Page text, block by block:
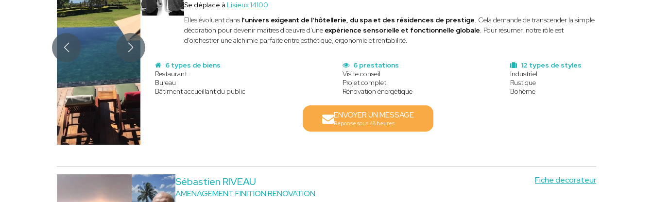
Se déplace à Lisieux 14100
Elles évoluent dansl'univers exigeant de l'hôtellerie, du spa et des résidences de prestige. Cela demande de transcender la simple
décoration pour devenir maîtres d'œuvre d'une expérience sensorielle et fonctionnelle globale. Pour résumer, notre rôle est
d'orchestrer une alchimie parfaite entre esthétique, ergonomie et rentabilité.
6 types de biens
Restaurant
Bureau
Bâtiment accueillant du public
12 types de styles
Industriel
Rustique
Bohème
6 prestations
Visite conseil
Projet complet
Rénovation énergétique
ENVOYER UN MESSAGE
Réponse sous 48 heures
Sébastien RIVEAU
AMENAGEMENT FINITION RENOVATION
Fiche decorateur